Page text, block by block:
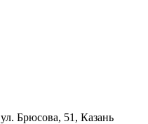
ул. Брюсова, 51, Казань